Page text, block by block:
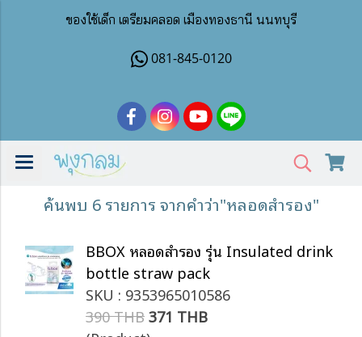
ของใช้เด็ก เตรียมคลอด เมืองทองธานี นนทบุรี
081-845-0120
ค้นพบ 6 รายการ จากคำว่า"หลอดสำรอง"
BBOX หลอดสำรอง รุ่น Insulated drink
bottle straw pack
SKU : 9353965010586
390 THB371 THB